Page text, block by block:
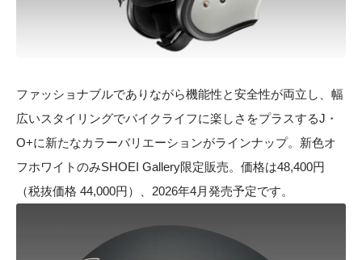
ファッショナブルでありながら機能性と安全性が両立し、幅
広いスタイリングでバイクライフに楽しさをプラスするJ・
O+に新たなカラーバリエーションがラインナップ。新色オ
フホワイトのみSHOEI Gallery限定販売。価格は48,400円
（税抜価格 44,000円）、2026年4月発売予定です。